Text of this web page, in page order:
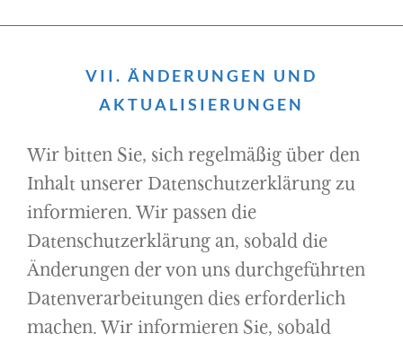
VII. ÄNDERUNGEN UND
AKTUALISIERUNGEN
Wir bitten Sie, sich regelmäßig über den
Inhalt unserer Datenschutzerklärung zu
informieren. Wir passen die
Datenschutzerklärung an, sobald die
Änderungen der von uns durchgeführten
Datenverarbeitungen dies erforderlich
machen. Wir informieren Sie, sobald